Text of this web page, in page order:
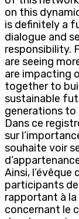
on this
is definitely a
dialogue and
responsibility.
are seeing
are impacting
together to
sustainable
generations to
Dans ce
sur
souhaite voir
Ainsi, l’évêque
participants
rapportant à
concernant le